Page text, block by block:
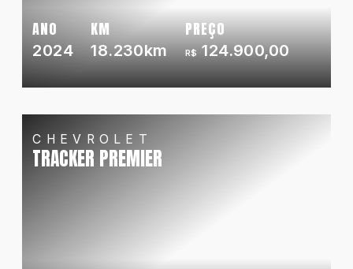
ANO
2024
KM
18.230km
PREÇO
R$124.900,00
CHEVROLET
TRACKER PREMIER